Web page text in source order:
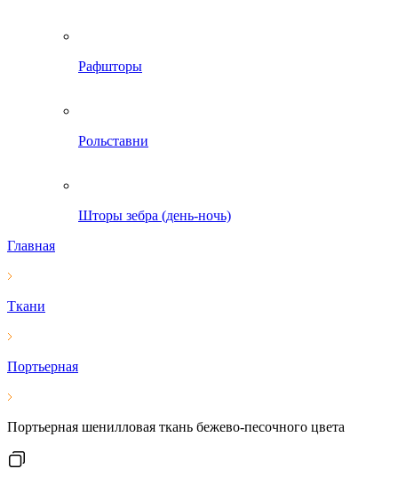
Рафшторы
Рольставни
Шторы зебра (день-ночь)
Главная
Ткани
Портьерная
Портьерная шенилловая ткань бежево-песочного цвета